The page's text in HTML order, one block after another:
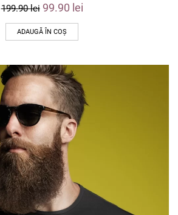
199.90lei 99.90 lei
ADAUGĂ ÎN COȘ